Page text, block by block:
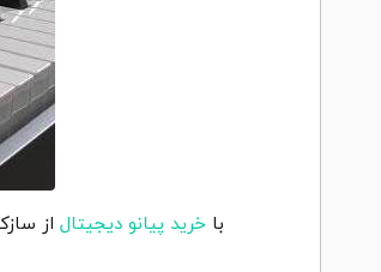
با خرید پیانو دیجیتالاز